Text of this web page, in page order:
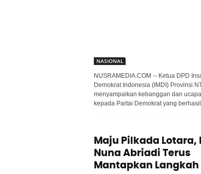
NASIONAL
NUSRAMEDIA.COM -- Ketua DPD
Demokrat Indonesia (IMDI) Provinsi
menyampaikan kebanggan dan
kepada Partai Demokrat yang
Maju Pilkada Lotara,
Nuna Abriadi Terus
Mantapkan Langkah